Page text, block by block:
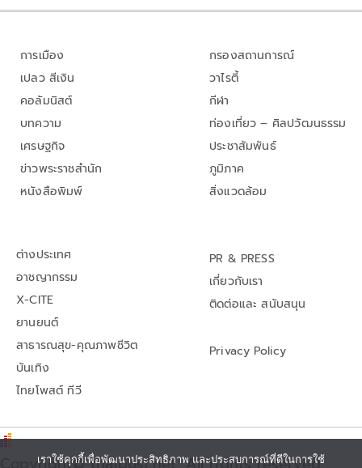
การเมือง
เปลว สีเงิน
คอลัมนิสต์
บทความ
เศรษฐกิจ
ข่าวพระราชสำนัก
หนังสือพิมพ์
กรองสถานการณ์
วาไรตี้
กีฬา
ท่องเที่ยว – ศิลปวัฒนธรรม
ประชาสัมพันธ์
ภูมิภาค
สิ่งแวดล้อม
ต่างประเทศ
อาชญากรรม
X-CITE
ยานยนต์
สาธารณสุข-คุณภาพชีวิต
บันเทิง
ไทยโพสต์ ทีวี
PR & PRESS
เกี่ยวกับเรา
ติดต่อและ สนับสนุน
Privacy Policy
เราใช้คุกกี้เพื่อพัฒนาประสิทธิภาพ และประสบการณ์ที่ดีในการใช้